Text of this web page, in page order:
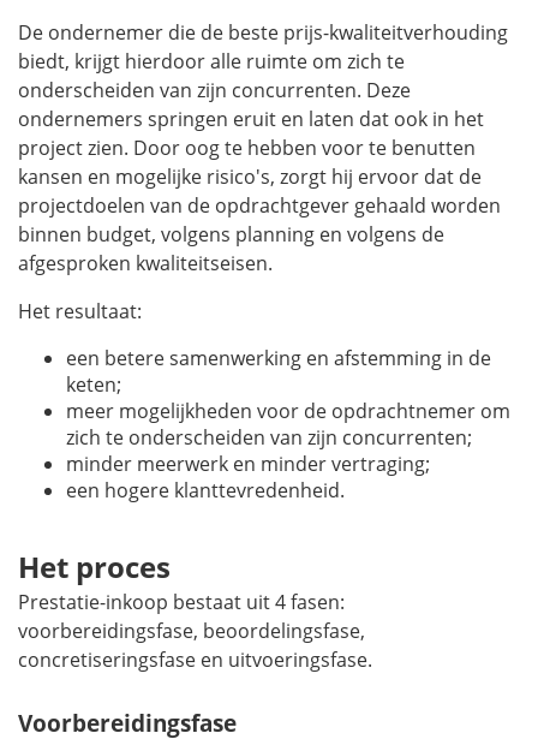
De ondernemer die de beste prijs-kwaliteitverhouding
biedt, krijgt hierdoor alle ruimte om zich te
onderscheiden van zijn concurrenten. Deze
ondernemers springen eruit en laten dat ook in het
project zien. Door oog te hebben voor te benutten
kansen en mogelijke risico's, zorgt hij ervoor dat de
projectdoelen van de opdrachtgever gehaald worden
binnen budget, volgens planning en volgens de
afgesproken kwaliteitseisen.
Het resultaat:
een betere samenwerking en afstemming in de
keten;
meer mogelijkheden voor de opdrachtnemer om
zich te onderscheiden van zijn concurrenten;
minder meerwerk en minder vertraging;
een hogere klanttevredenheid.
Het proces
Prestatie-inkoop bestaat uit 4 fasen:
voorbereidingsfase, beoordelingsfase,
concretiseringsfase en uitvoeringsfase.
Voorbereidingsfase